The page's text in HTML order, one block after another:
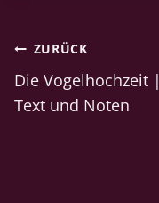
a
g
w
ZURÜCK
Die Vogelhochzeit |
Text und Noten